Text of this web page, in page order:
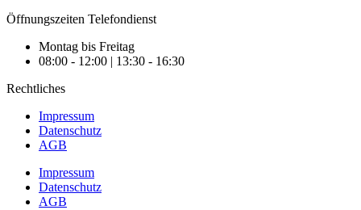
Öffnungszeiten Telefondienst
Montag bis Freitag
08:00 - 12:00 | 13:30 - 16:30
Rechtliches
Impressum
Datenschutz
AGB
Impressum
Datenschutz
AGB